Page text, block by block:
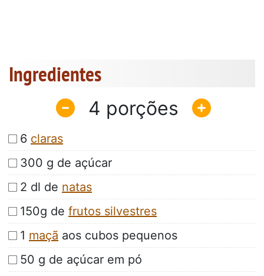
Ingredientes
4
6 claras
300 g de açúcar
2 dl de natas
150g de frutos silvestres
1 maçã aos cubos pequenos
50 g de açúcar em pó